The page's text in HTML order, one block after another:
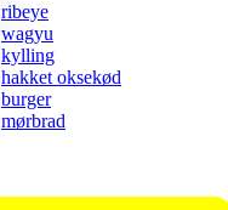
ribeye
wagyu
kylling
hakket oksekød
burger
mørbrad